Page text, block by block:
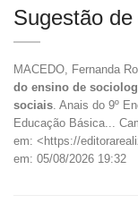
Sugestão
MACEDO, Fernanda
do ensino de
sociais . Anais do 9º
Educação Básica...
em: <https://
em: 05/08/2026 19:32